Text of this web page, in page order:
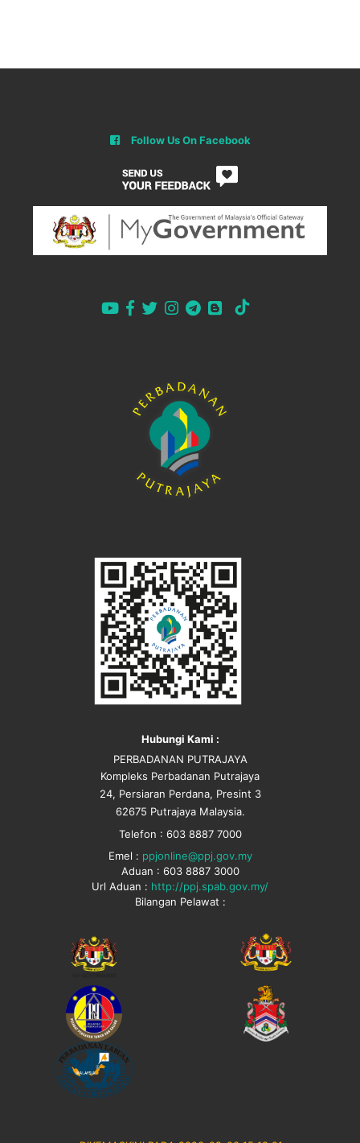
Follow Us On Facebook
Hubungi Kami :
PERBADANAN PUTRAJAYA
Kompleks Perbadanan Putrajaya
24, Persiaran Perdana, Presint 3
62675 Putrajaya Malaysia.
Telefon : 603 8887 7000
Emel : ppjonline@ppj.gov.my
Aduan : 603 8887 3000
Url Aduan : http://ppj.spab.gov.my/
Bilangan Pelawat :